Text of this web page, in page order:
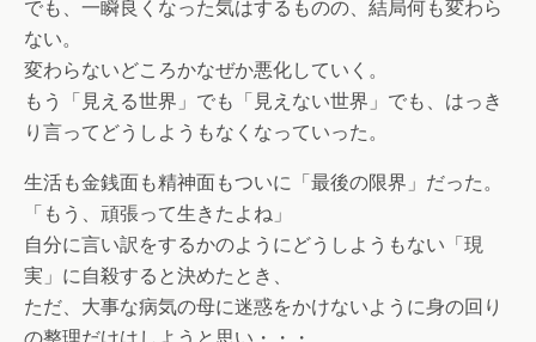
でも、一瞬良くなった気はするものの、結局何も変わら
ない。
変わらないどころかなぜか悪化していく。
もう「見える世界」でも「見えない世界」でも、はっき
り言ってどうしようもなくなっていった。
生活も金銭面も精神面もついに「最後の限界」だった。
「もう、頑張って生きたよね」
自分に言い訳をするかのようにどうしようもない「現
実」に自殺すると決めたとき、
ただ、大事な病気の母に迷惑をかけないように身の回り